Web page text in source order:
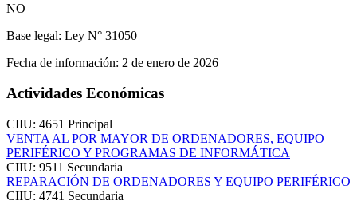
NO
Base legal: Ley N° 31050
Fecha de información: 2 de enero de 2026
Actividades Económicas
CIIU: 4651 Principal
VENTA AL POR MAYOR DE ORDENADORES, EQUIPO
PERIFÉRICO Y PROGRAMAS DE INFORMÁTICA
CIIU: 9511 Secundaria
REPARACIÓN DE ORDENADORES Y EQUIPO PERIFÉRICO
CIIU: 4741 Secundaria